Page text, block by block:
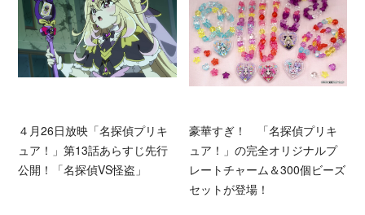
４月26日放映「名探偵プリキ
ュア！」第13話あらすじ先行
公開！「名探偵VS怪盗」
豪華すぎ！ 「名探偵プリキ
ュア！」の完全オリジナルプ
レートチャーム＆300個ビーズ
セットが登場！